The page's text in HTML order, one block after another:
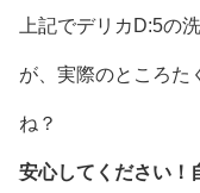
上記でデリカD:5の
が、実際のところた
ね？
安心してください！